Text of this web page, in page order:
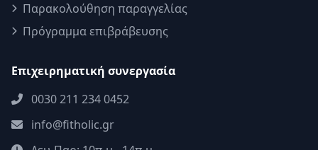
Παρακολούθηση παραγγελίας
Πρόγραμμα επιβράβευσης
Επιχειρηματική συνεργασία
0030 211 234 0452
info@fitholic.gr